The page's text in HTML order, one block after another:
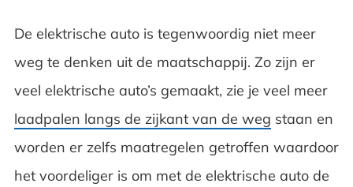
De elektrische auto is tegenwoordig niet meer
weg te denken uit de maatschappij. Zo zijn er
veel elektrische auto’s gemaakt, zie je veel meer
laadpalen langs de zijkant van de weg staan en
worden er zelfs maatregelen getroffen waardoor
het voordeliger is om met de elektrische auto de